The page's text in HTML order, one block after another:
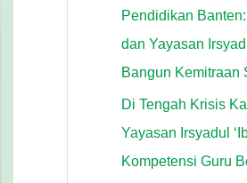
Pendidikan
dan Yayasan
Bangun Kemitraan
Di Tengah Krisis
Yayasan Irsyadul
Kompetensi Guru